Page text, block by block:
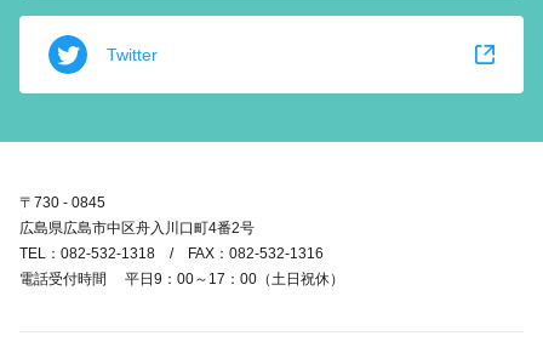
Twitter
〒730 - 0845
広島県広島市中区舟入川口町4番2号
TEL：082-532-1318 / FAX：082-532-1316
電話受付時間 平日9：00～17：00（土日祝休）